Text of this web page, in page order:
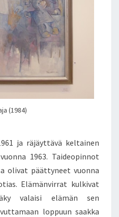
(1984)
ja räjäyttävä keltainen
1963. Taideopinnot
olivat päättyneet vuonna
Elämänvirrat kulkivat
valaisi elämän sen
loppuun saakka